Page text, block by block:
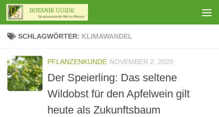
Zum Inhalt springen
SCHLAGWÖRTER: KLIMAWANDEL
PFLANZENKUNDE NOVEMBER 2, 2020
Der Speierling: Das seltene
Wildobst für den Apfelwein gilt
heute als Zukunftsbaum